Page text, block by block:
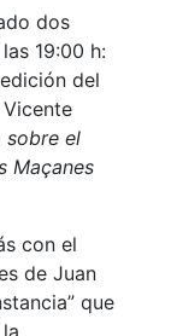
dos
19:00 h:
del
sobre el
Maçanes
con el
de Juan
que